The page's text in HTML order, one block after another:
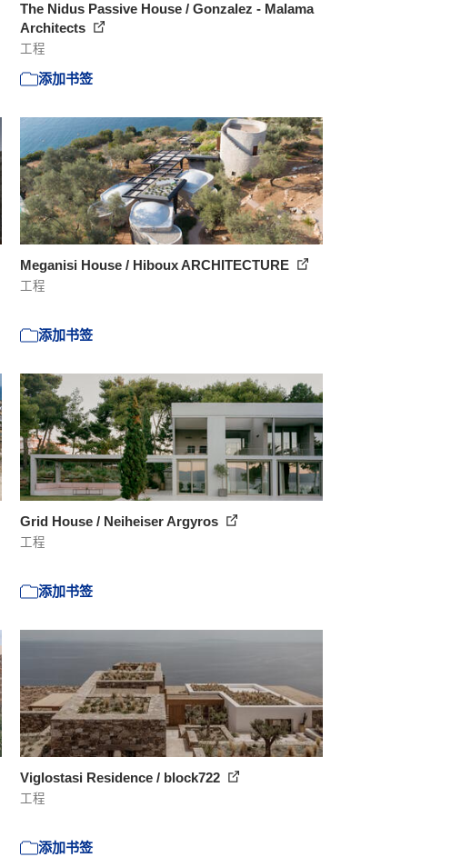
The Nidus Passive House / Gonzalez - Malama
Architects
工程
添加书签
Meganisi House / Hiboux ARCHITECTURE
工程
添加书签
Grid House / Neiheiser Argyros
工程
添加书签
Viglostasi Residence / block722
工程
添加书签